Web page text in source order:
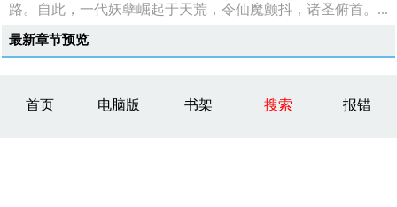
路。自此，一代妖孽崛起于天荒，令仙魔颤抖，诸圣俯首。...
最新章节预览
首页 电脑版 书架 搜索 报错